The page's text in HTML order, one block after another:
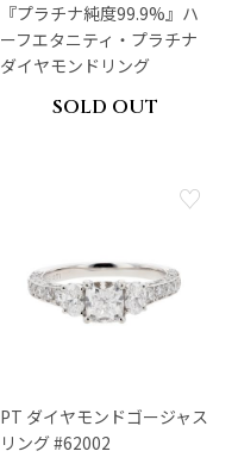
『プラチナ純度99.9%』ハ
ーフエタニティ・プラチナ
ダイヤモンドリング
SOLD OUT
PT ダイヤモンドゴージャス
リング #62002